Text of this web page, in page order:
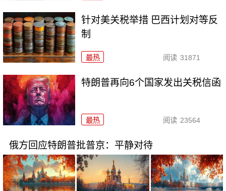
针对美关税举措 巴西计划对等反
制
最热 阅读 31871
特朗普再向6个国家发出关税信函
最热 阅读 23564
俄方回应特朗普批普京：平静对待